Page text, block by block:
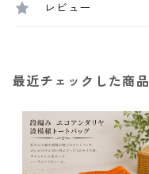
レビュー
最近チェックした商品